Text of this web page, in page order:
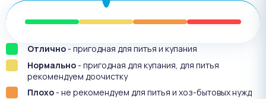
Отлично- пригодная для питья и купания
Нормально- пригодная для купания, для питья
рекомендуем доочистку
Плохо- не рекомендуем для питья и хоз-бытовых нужд